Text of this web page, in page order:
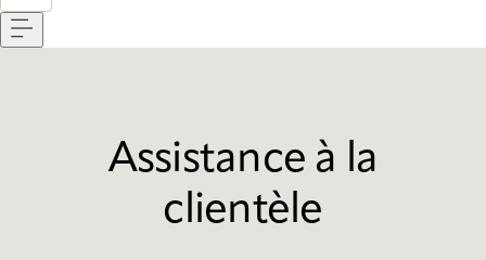
FR
Assistance à la
clientèle